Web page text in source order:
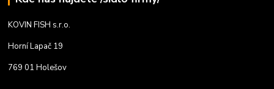
KOVIN FISH s.r.o.
Horní Lapač 19
769 01 Holešov